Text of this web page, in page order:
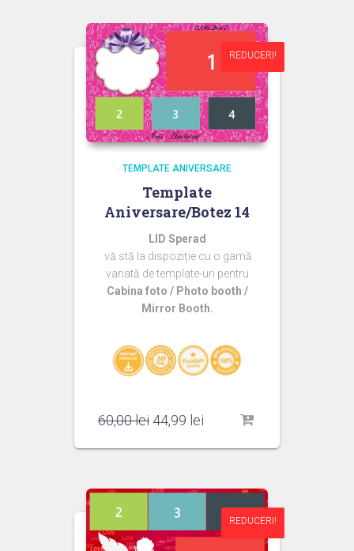
60,00 lei.
REDUCERI!
REDUCERI!
TEMPLATE ANIVERSARE
Template
Aniversare/Botez 14
LID Sperad
vă stă la dispoziție cu o gamă
variată de template-uri pentru
Cabina foto / Photo booth /
Mirror Booth.
60,00lei Prețul
a
60,00 lei.
44,99 lei
este:
REDUCERI!
REDUCERI!